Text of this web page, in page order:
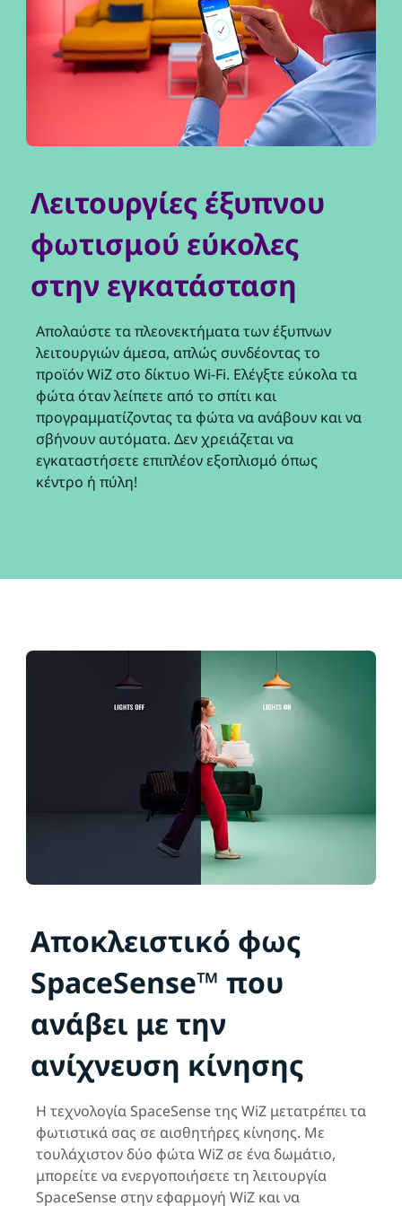
Λειτουργίες έξυπνου
φωτισμού εύκολες
στην εγκατάσταση
Απολαύστε τα πλεονεκτήματα των έξυπνων
λειτουργιών άμεσα, απλώς συνδέοντας το
προϊόν WiZ στο δίκτυο Wi-Fi. Ελέγξτε εύκολα τα
φώτα όταν λείπετε από το σπίτι και
προγραμματίζοντας τα φώτα να ανάβουν και να
σβήνουν αυτόματα. Δεν χρειάζεται να
εγκαταστήσετε επιπλέον εξοπλισμό όπως
κέντρο ή πύλη!
Αποκλειστικό φως
SpaceSense™ που
ανάβει με την
ανίχνευση κίνησης
Η τεχνολογία SpaceSense της WiZ μετατρέπει τα
φωτιστικά σας σε αισθητήρες κίνησης. Με
τουλάχιστον δύο φώτα WiZ σε ένα δωμάτιο,
μπορείτε να ενεργοποιήσετε τη λειτουργία
SpaceSense στην εφαρμογή WiZ και να